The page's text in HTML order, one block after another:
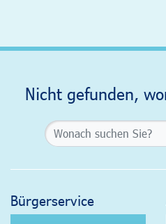
Nicht gefunden,
Bürgerservice